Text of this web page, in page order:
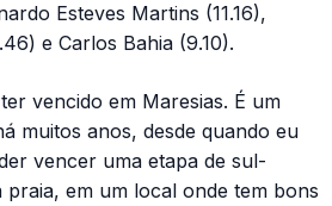
Esteves Martins (11.16),
e Carlos Bahia (9.10).
vencido em Maresias. É um
muitos anos, desde quando eu
vencer uma etapa de sul-
praia, em um local onde tem bons